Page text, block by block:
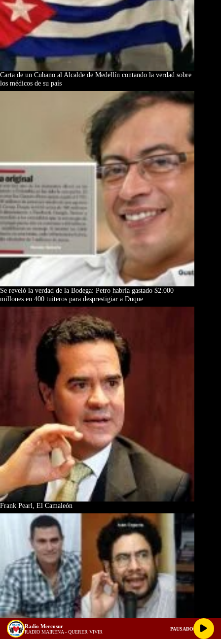
Carta de un Cubano al Alcalde de Medellín contando la verdad sobre
los médicos de su país
Se reveló la verdad de la Bodega: Petro habría gastado $2.000
millones en 400 tuiteros para desprestigiar a Duque
Frank Pearl, El Camaleón
Radio Mercosur
RADIO MAIRENA - QUERER VIVIR
PAUSADO